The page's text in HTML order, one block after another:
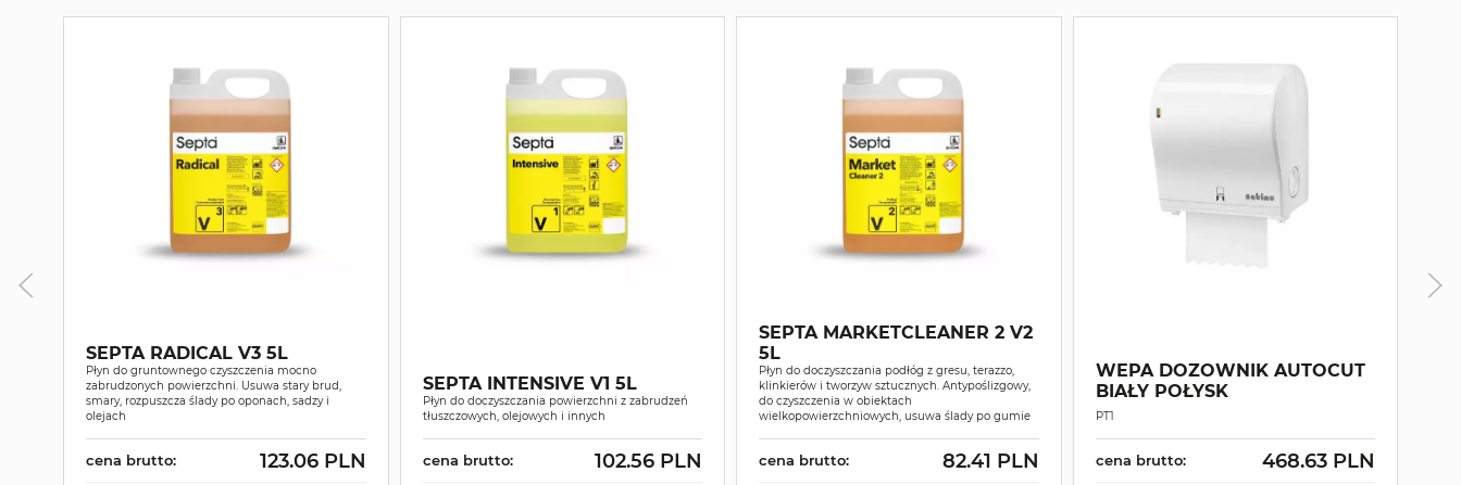
SEPTA RADICAL V3 5L
Płyn do gruntownego czyszczenia mocno
zabrudzonych powierzchni. Usuwa stary brud,
smary, rozpuszcza ślady po oponach, sadzy i
olejach
cena brutto: 123.06 PLN
SEPTA INTENSIVE V1 5L
Płyn do doczyszczania powierzchni z zabrudzeń
tłuszczowych, olejowych i innych
cena brutto: 102.56 PLN
SEPTA MARKETCLEANER 2 V2
5L
Płyn do doczyszczania podłóg z gresu, terazzo,
klinkierów i tworzyw sztucznych. Antypoślizgowy,
do czyszczenia w obiektach
wielkopowierzchniowych, usuwa ślady po gumie
cena brutto: 82.41 PLN
WEPA DOZOWNIK AUTOCUT
BIAŁY POŁYSK
PT1
cena brutto: 468.63 PLN